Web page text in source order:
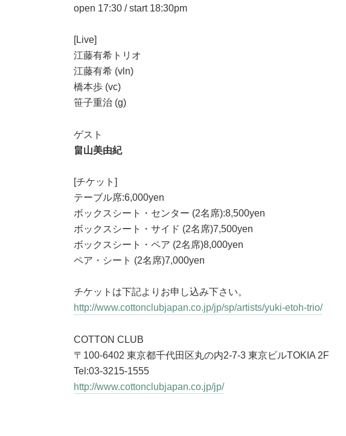
open 17:30 / start 18:30pm
[Live]
江藤有希トリオ
江藤有希 (vln)
橋本歩 (vc)
笹子重治 (g)
ゲスト
畠山美由紀
[チケット]
テーブル席:6,000yen
ボックスシート・センター (2名席):8,500yen
ボックスシート・サイド (2名席)7,500yen
ボックスシート・ペア (2名席)8,000yen
ペア・シート (2名席)7,000yen
チケットは下記よりお申し込み下さい。
http://www.cottonclubjapan.co.jp/jp/sp/artists/yuki-etoh-trio/
COTTON CLUB
〒100-6402 東京都千代田区丸の内2-7-3 東京ビルTOKIA 2F
Tel:03-3215-1555
http://www.cottonclubjapan.co.jp/jp/